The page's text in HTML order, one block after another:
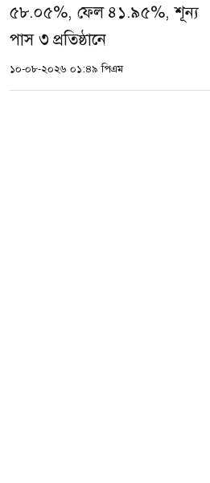
৫৮.০৫%, ফেল ৪১.৯৫%, শূন্য
পাস ৩ প্রতিষ্ঠানে
১০-০৮-২০২৬ ০১:৪৯ পিএম